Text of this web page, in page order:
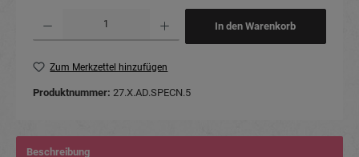
In den Warenkorb
Zum Merkzettel hinzufügen
Produktnummer: 27.X.AD.SPECN.5
Beschreibung